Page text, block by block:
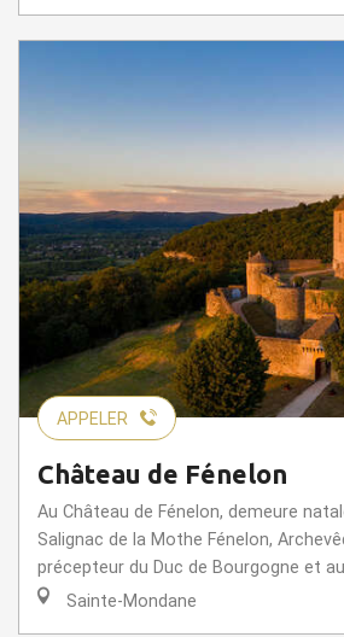
APPELER
Château de Fénelon
Au Château de Fénelon, demeure
Salignac de la Mothe Fénelon,
précepteur du Duc de Bourgogne et
Sainte-Mondane